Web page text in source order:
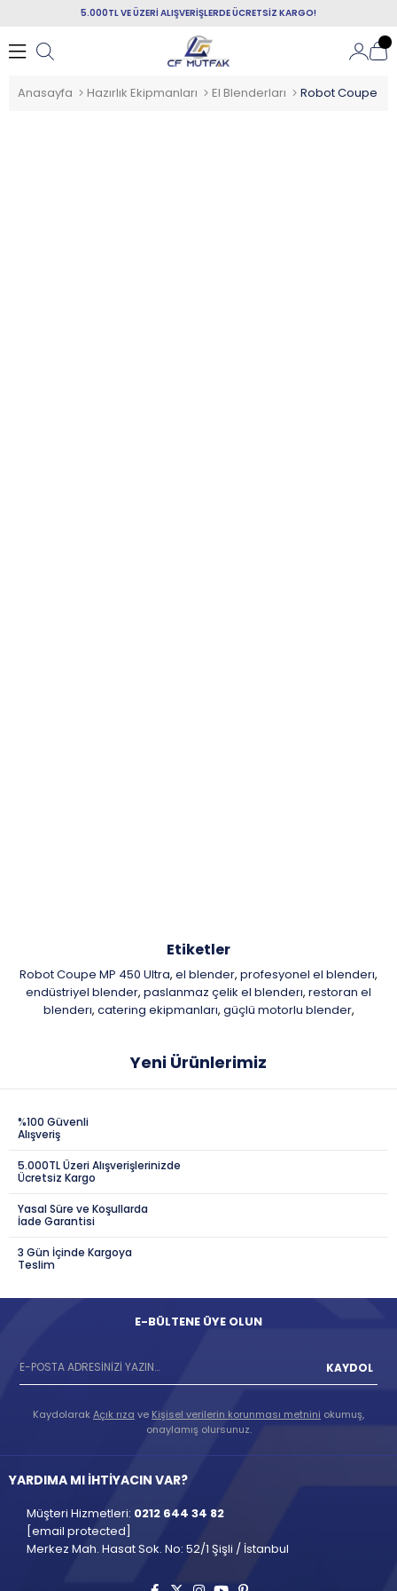
5.000TL VE ÜZERİ ALIŞVERİŞLERDE ÜCRETSİZ KARGO!
Anasayfa Hazırlık Ekipmanları El Blenderları Robot Coupe El
Etiketler
Robot Coupe MP 450 Ultra, el blender, profesyonel el blenderı,
endüstriyel blender, paslanmaz çelik el blenderı, restoran el
blenderı, catering ekipmanları, güçlü motorlu blender,
Yeni Ürünlerimiz
%100 Güvenli
Alışveriş
5.000TL Üzeri Alışverişlerinizde
Ücretsiz Kargo
Yasal Süre ve Koşullarda
İade Garantisi
3 Gün İçinde Kargoya
Teslim
E-BÜLTENE ÜYE OLUN
KAYDOL
KaydolarakAçık rıza ve Kişisel verilerin korunması metnini okumuş,
onaylamış olursunuz.
YARDIMA MI İHTİYACIN VAR?
Müşteri Hizmetleri: 0212 644 34 82
[email protected]
Merkez Mah. Hasat Sok. No: 52/1 Şişli / İstanbul